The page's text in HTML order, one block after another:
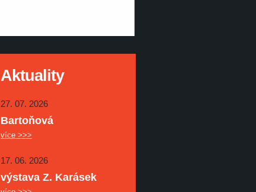
Aktuality
27. 07. 2026
Bartoňová
více >>>
17. 06. 2026
výstava Z. Karásek